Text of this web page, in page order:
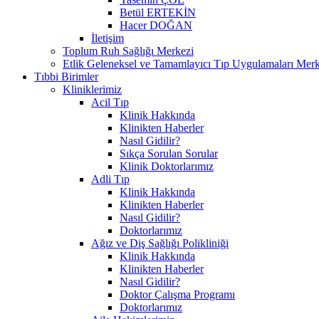
Betül ERTEKİN
Hacer DOĞAN
İletişim
Toplum Ruh Sağlığı Merkezi
Etlik Geleneksel ve Tamamlayıcı Tıp Uygulamaları
Tıbbi Birimler
Kliniklerimiz
Acil Tıp
Klinik Hakkında
Klinikten Haberler
Nasıl Gidilir?
Sıkça Sorulan Sorular
Klinik Doktorlarımız
Adli Tıp
Klinik Hakkında
Klinikten Haberler
Nasıl Gidilir?
Doktorlarımız
Ağız ve Diş Sağlığı Polikliniği
Klinik Hakkında
Klinikten Haberler
Nasıl Gidilir?
Doktor Çalışma Programı
Doktorlarımız